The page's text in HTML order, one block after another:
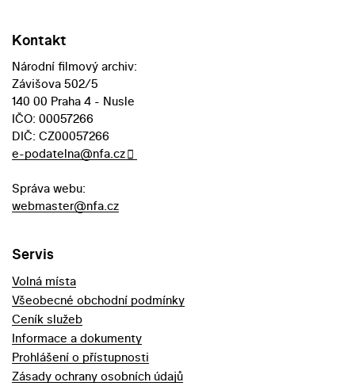
Kontakt
Národní filmový archiv:
Závišova 502/5
140 00 Praha 4 - Nusle
IČO: 00057266
DIČ: CZ00057266
e-podatelna@nfa.cz
Správa webu:
webmaster@nfa.cz
Servis
Volná místa
Všeobecné obchodní podmínky
Ceník služeb
Informace a dokumenty
Prohlášení o přístupnosti
Zásady ochrany osobních údajů